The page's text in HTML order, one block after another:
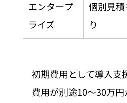
エンタープ
ライズ
個別見積
り
初期費用として導入支
費用が別途10〜30万